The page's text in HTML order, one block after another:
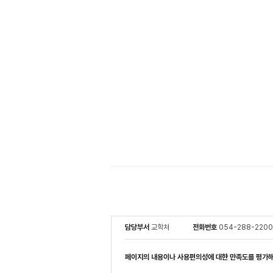
담당부서 교학처 전화번호 054-288-2200
페이지의 내용이나 사용편의성에 대한 만족도를 평가